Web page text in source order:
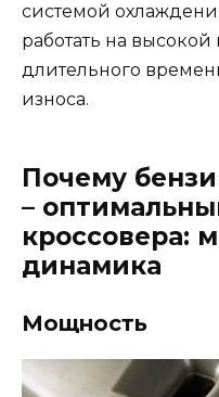
системой
работать на высокой
длительного
износа.
Почему
–
кроссовера:
динамика
Мощность